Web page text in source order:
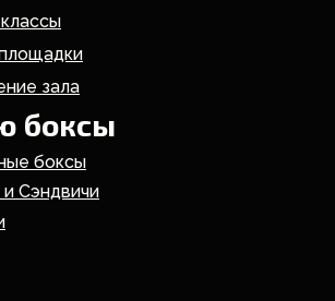
боксы
боксы
Сэндвичи
зала